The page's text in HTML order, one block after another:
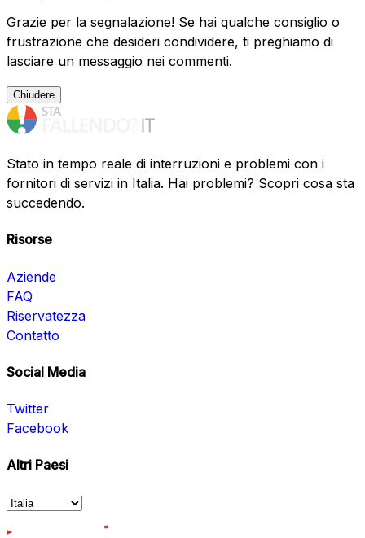
Grazie per la segnalazione! Se hai qualche consiglio o
frustrazione che desideri condividere, ti preghiamo di
lasciare un messaggio nei commenti.
Chiudere
Stato in tempo reale di interruzioni e problemi con i
fornitori di servizi in Italia. Hai problemi? Scopri cosa sta
succedendo.
Risorse
Aziende
FAQ
Riservatezza
Contatto
Social Media
Twitter
Facebook
Altri Paesi